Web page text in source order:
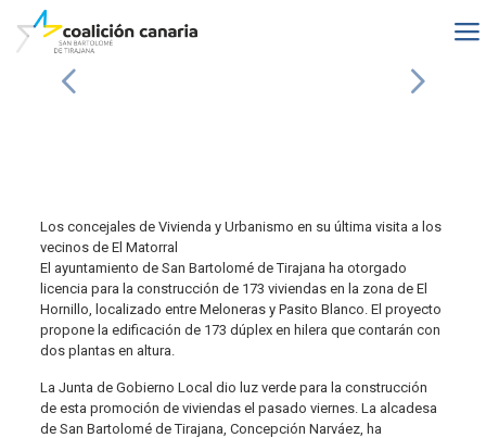
Los concejales de Vivienda y Urbanismo en su última visita a los
vecinos de El Matorral
El ayuntamiento de San Bartolomé de Tirajana ha otorgado
licencia para la construcción de 173 viviendas en la zona de El
Hornillo, localizado entre Meloneras y Pasito Blanco. El proyecto
propone la edificación de 173 dúplex en hilera que contarán con
dos plantas en altura.
La Junta de Gobierno Local dio luz verde para la construcción
de esta promoción de viviendas el pasado viernes. La alcadesa
de San Bartolomé de Tirajana, Concepción Narváez, ha